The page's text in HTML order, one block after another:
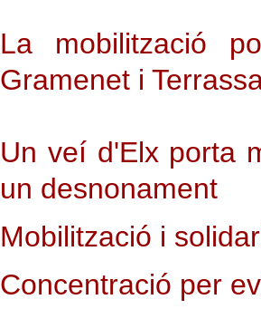
La mobilització
Gramenet i
Un veí d'Elx porta
un desnonament
Mobilització i
Concentració per